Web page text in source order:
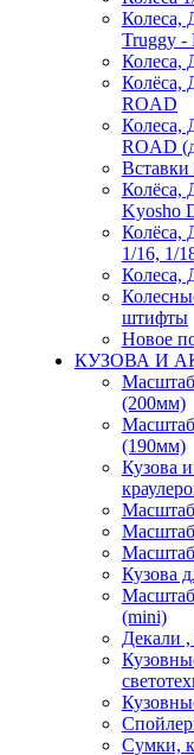
Колеса,
Truggy -
Колеса,
Колёса,
ROAD
Колеса,
ROAD
Вставки
Колёса,
Kyosho
Колёса,
1/16, 1/
Колеса,
штифты
Новое
КУЗОВА И
(200мм)
(190мм)
Кузова
Кузова
(mini)
Декали
Сумки,